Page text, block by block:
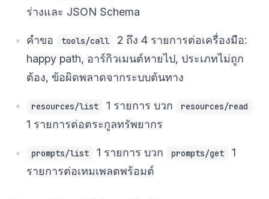
ร่างและ JSON Schema
คำขอ tools/call
2 ถึง 4 รายการต่อเครื่องมือ:
happy path, อาร์กิวเมนต์หายไป, ประเภทไม่ถูก
ต้อง, ข้อผิดพลาดจากระบบต้นทาง
resources/list 1 รายการ บวก resources/read
1 รายการต่อตระกูลทรัพยากร
prompts/list 1 รายการ บวก prompts/get
1
รายการต่อเทมเพลตพร้อมต์